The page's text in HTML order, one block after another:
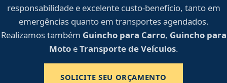
responsabilidade e excelente custo-benefício, tanto em
emergências quanto em transportes agendados.
Realizamos também Guincho para Carro, Guincho para
MotoeTransporte de Veículos.
SOLICITE SEU ORÇAMENTO